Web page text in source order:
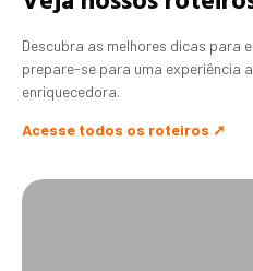
Descubra as melhores dicas para
prepare-se para uma experiência
enriquecedora.
Acesse todos os roteiros ➚